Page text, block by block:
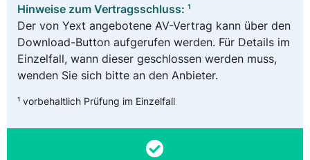
Hinweise zum Vertragsschluss: ¹
Der von Yext angebotene AV-Vertrag kann über den
Download-Button aufgerufen werden. Für Details im
Einzelfall, wann dieser geschlossen werden muss,
wenden Sie sich bitte an den Anbieter.
¹ vorbehaltlich Prüfung im Einzelfall